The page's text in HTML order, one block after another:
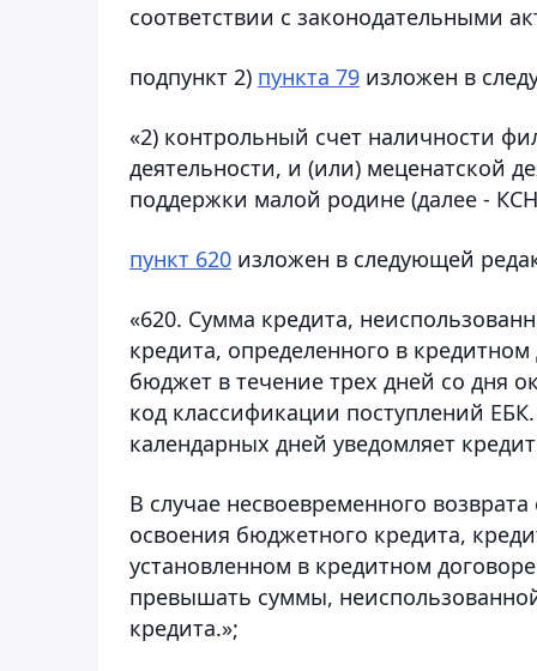
соответствии с законодательными
подпункт 2) пункта 79 изложен в
«2) контрольный счет наличности
деятельности, и (или) меценатской
поддержки малой родине (далее -
пункт 620 изложен в следующей
«620. Сумма кредита,
кредита, определенного в
бюджет в течение трех дней со дня
код классификации поступлений
календарных дней уведомляет
В случае несвоевременного
освоения бюджетного кредита,
установленном в кредитном
превышать суммы,
кредита.»;